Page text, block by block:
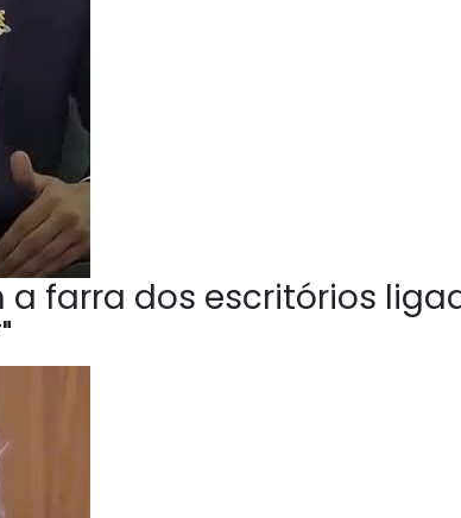
farra dos escritórios